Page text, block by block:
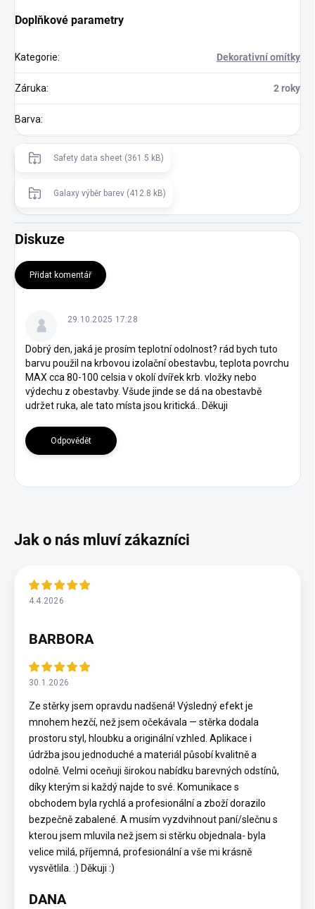
Doplňkové parametry
Kategorie: Dekorativní omítky
Záruka: 2 roky
Barva:
Safety data sheet (361.5 kB)
Galaxy výběr barev (412.8 kB)
Diskuze
Přidat komentář
29.10.2025 17:28
Dobrý den, jaká je prosím teplotní odolnost? rád bych tuto
barvu použil na krbovou izolační obestavbu, teplota povrchu
MAX cca 80-100 celsia v okolí dvířek krb. vložky nebo
výdechu z obestavby. Všude jinde se dá na obestavbě
udržet ruka, ale tato místa jsou kritická.. Děkuji
Odpovědět
4.4.2026
BARBORA
30.1.2026
Ze stěrky jsem opravdu nadšená! Výsledný efekt je
mnohem hezčí, než jsem očekávala — stěrka dodala
prostoru styl, hloubku a originální vzhled. Aplikace i
údržba jsou jednoduché a materiál působí kvalitně a
odolně. Velmi oceňuji širokou nabídku barevných odstínů,
díky kterým si každý najde to své. Komunikace s
obchodem byla rychlá a profesionální a zboží dorazilo
bezpečně zabalené. A musím vyzdvihnout paní/slečnu s
kterou jsem mluvila než jsem si stěrku objednala- byla
velice milá, příjemná, profesionální a vše mi krásně
vysvětlila. :) Děkuji :)
DANA